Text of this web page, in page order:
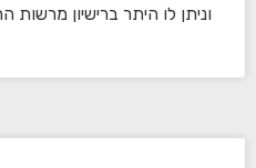
וניתן לו היתר ברישיון מרשות